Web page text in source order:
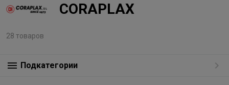
CORAPLAX
28 товаров
Подкатегории